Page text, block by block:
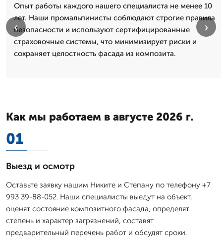
Опыт работы каждого нашего специалиста не менее 10
лет. Наши промальпинисты соблюдают строгие правила
безопасности и используют сертифицированные
страховочные системы, что минимизирует риски и
сохраняет целостность фасада из композита.
‹ ›
Как мы работаем в августе 2026 г.
01
Выезд и осмотр
Оставьте заявку нашим Никите и Степану по телефону +7
993 39-88-052. Наши специалисты выедут на объект,
оценят состояние композитного фасада, определят
степень и характер загрязнений, составят
предварительный перечень работ и обсудят сроки.